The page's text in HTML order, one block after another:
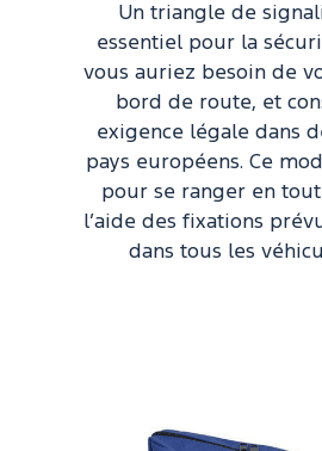
Un triangle de
essentiel pour la
vous auriez besoin de
bord de route, et
exigence légale dans
pays européens. Ce
pour se ranger en
l’aide des fixations
dans tous les